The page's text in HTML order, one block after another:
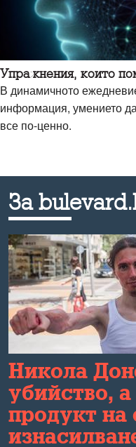
Упражнения, които
В динамичното
информация, умението
все по-ценно.
За
Никола
убийство,
продукт на